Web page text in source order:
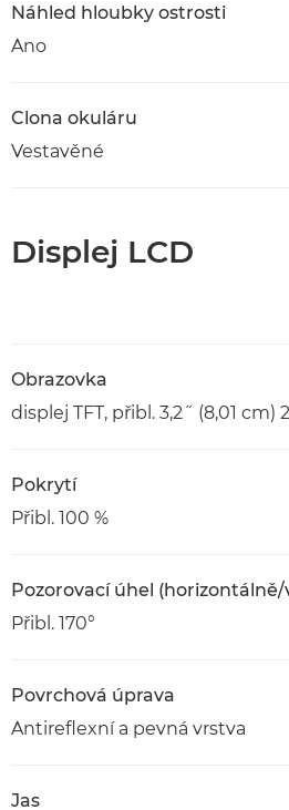
Náhled hloubky ostrosti
Ano
Clona okuláru
Vestavěné
Displej LCD
Obrazovka
displej TFT, přibl. 3,2˝ (8,01 cm)
Pokrytí
Přibl. 100 %
Pozorovací úhel
Přibl. 170°
Povrchová úprava
Antireflexní a pevná vrstva
Jas